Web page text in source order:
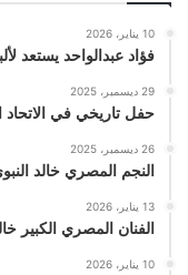
10 يناير، 2026
فؤاد عبدالواحد يستعد
29 ديسمبر، 2025
حفل تاريخي في الاتحاد
26 ديسمبر، 2025
النجم المصري خالد
13 يناير، 2026
الفنان المصري الكبير
10 يناير، 2026